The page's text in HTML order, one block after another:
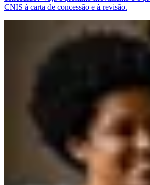
CNIS à carta de concessão e à revisão.